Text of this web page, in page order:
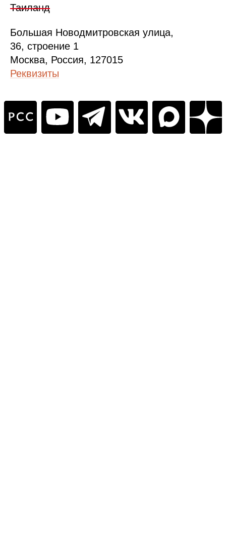
Таиланд
Большая Новодмитровская улица,
36, строение 1
Москва, Россия, 127015
Реквизиты